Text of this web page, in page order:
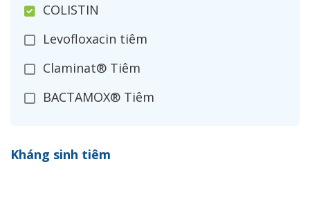
COLISTIN
Levofloxacin tiêm
Claminat® Tiêm
BACTAMOX® Tiêm
Ceftizoxim®
Kháng sinh tiêm